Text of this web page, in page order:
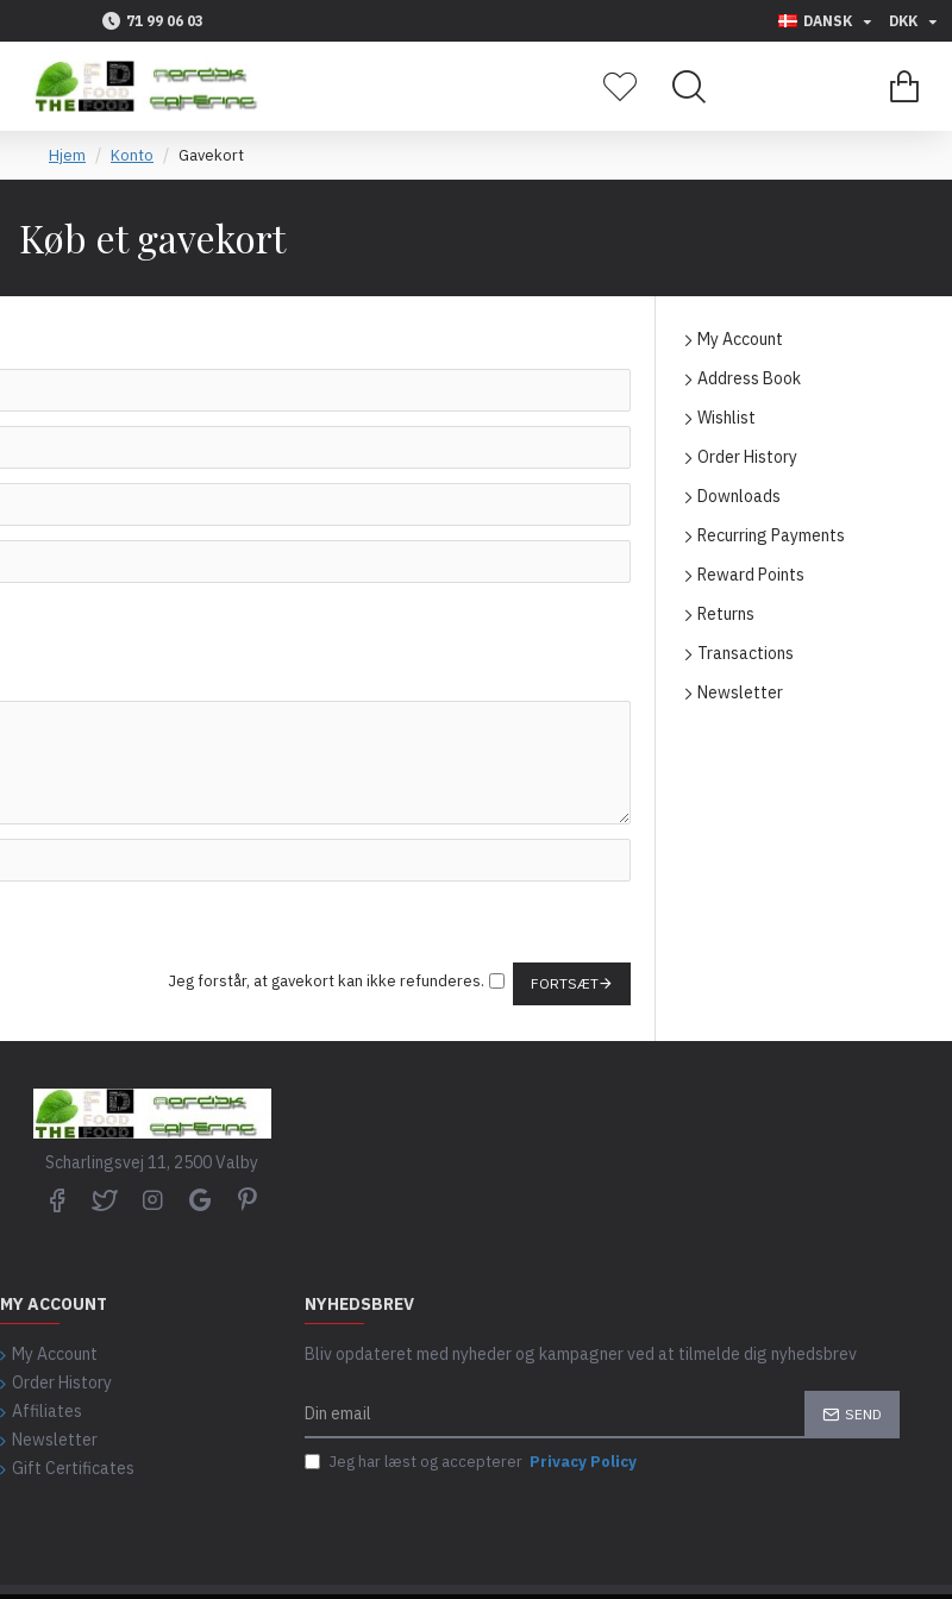
71 99 06 03 DANSK DKK
Hjem Konto Gavekort
Køb et gavekort
Jeg forstår, at gavekort kan ikke refunderes. FORTSÆT
My Account
Address Book
Wishlist
Order History
Downloads
Recurring Payments
Reward Points
Returns
Transactions
Newsletter
Scharlingsvej 11, 2500 Valby
MY ACCOUNT
My Account
Order History
Affiliates
Newsletter
Gift Certificates
NYHEDSBREV
Bliv opdateret med nyheder og kampagner ved at tilmelde dig nyhedsbrev
SEND
Jeg har læst og accepterer Privacy Policy